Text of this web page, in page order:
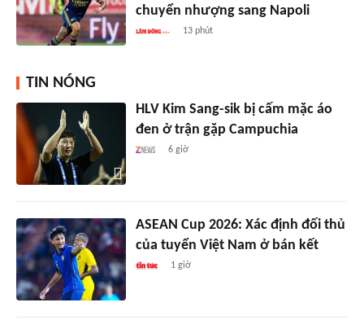
chuyển nhượng sang Napoli
13 phút
TIN NÓNG
HLV Kim Sang-sik bị cấm mặc áo
đen ở trận gặp Campuchia
6 giờ
ASEAN Cup 2026: Xác định đối thủ
của tuyển Việt Nam ở bán kết
1 giờ